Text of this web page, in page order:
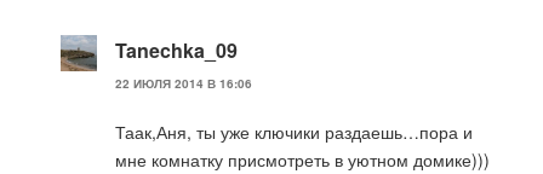
Tanechka_09
22 ИЮЛЯ 2014 В 16:06
Таак,Аня, ты уже ключики раздаешь…пора и
мне комнатку присмотреть в уютном домике)))